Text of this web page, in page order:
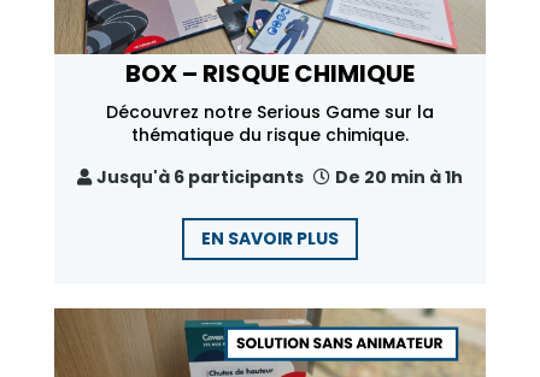
BOX – RISQUE CHIMIQUE
Découvrez notre Serious Game sur la
thématique du risque chimique.
Jusqu'à 6 participants
De 20 min à 1h
EN SAVOIR PLUS